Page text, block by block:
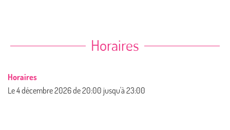
Horaires
Horaires
Le4 décembre 2026de 20:00 jusqu'à 23:00